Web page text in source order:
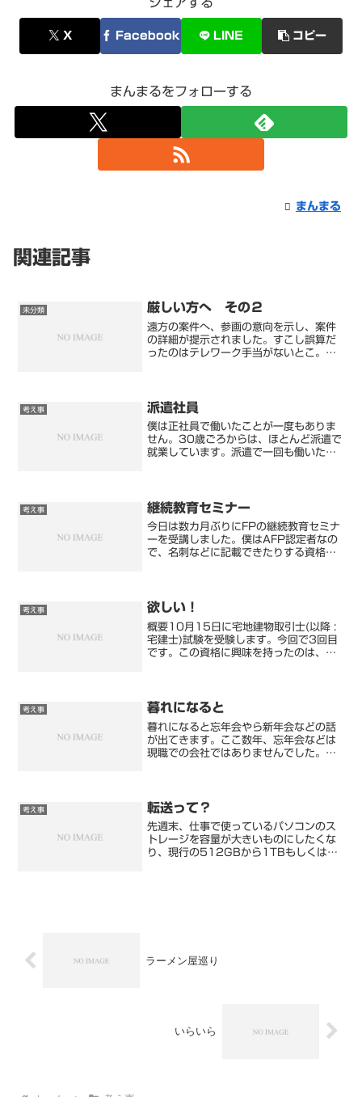
X Facebook LINE コピー
まんまるをフォローする
まんまる
関連記事
未分類 厳しい方へ その２
遠方の案件へ、参画の意向を示し、案件
の詳細が提示されました。すこし誤算だ
ったのはテレワーク手当がないとこ。だ
ので文句はありません。初回...
考え事 派遣社員
僕は正社員で働いたことが一度もありま
せん。30歳ごろからは、ほとんど派遣で
就業しています。派遣で一回も働いたこ
日は派遣について書いて...
考え事 継続教育セミナー
今日は数カ月ぶりにFPの継続教育セミナ
ーを受講しました。僕はAFP認定者なの
で、名刺などに記載できたりする資格が
ません。これは自分...
考え事 欲しい！
概要10月15日に宅地建物取引士(以降 :
宅建士)試験を受験します。今回で3回目
です。この資格に興味を持ったのは、不
きれば...
考え事 暮れになると
暮れになると忘年会やら新年会などの話
が出てきます。ここ数年、忘年会などは
現職での会社ではありませんでした。だ
す。いままでの職場ではほと...
考え事 転送って？
先週末、仕事で使っているパソコンのス
トレージを容量が大きいものにしたくな
り、現行の512GBから1TBもしくは
ラーメン屋巡り
いらいら